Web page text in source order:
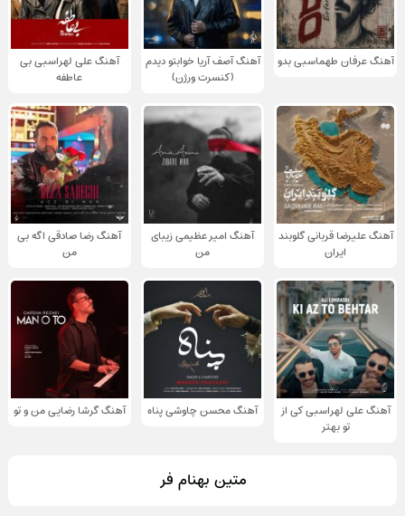
آهنگ عرفان طهماسبی بدو
آهنگ آصف آریا خوابتو دیدم
(کنسرت ورژن)
آهنگ علی لهراسبی بی
عاطفه
آهنگ علیرضا قربانی گلوبند
ایران
آهنگ امیر عظیمی زیبای
من
آهنگ رضا صادقی اگه بی
من
آهنگ علی لهراسبی کی از
تو ‌بهتر
آهنگ محسن چاوشی پناه آهنگ گرشا رضایی من و تو
متین بهنام فر